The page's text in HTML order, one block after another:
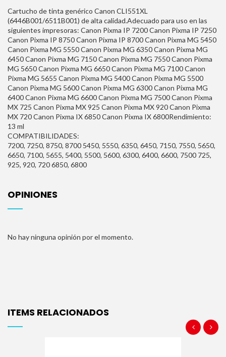
Cartucho de tinta genérico Canon CLI551XL
(6446B001/6511B001) de alta calidad.Adecuado para uso en las
siguientes impresoras: Canon Pixma IP 7200 Canon Pixma IP 7250
Canon Pixma IP 8750 Canon Pixma IP 8700 Canon Pixma MG 5450
Canon Pixma MG 5550 Canon Pixma MG 6350 Canon Pixma MG
6450 Canon Pixma MG 7150 Canon Pixma MG 7550 Canon Pixma
MG 5650 Canon Pixma MG 6650 Canon Pixma MG 7100 Canon
Pixma MG 5655 Canon Pixma MG 5400 Canon Pixma MG 5500
Canon Pixma MG 5600 Canon Pixma MG 6300 Canon Pixma MG
6400 Canon Pixma MG 6600 Canon Pixma MG 7500 Canon Pixma
MX 725 Canon Pixma MX 925 Canon Pixma MX 920 Canon Pixma
MX 720 Canon Pixma IX 6850 Canon Pixma IX 6800Rendimiento:
13 ml
COMPATIBILIDADES:
7200, 7250, 8750, 8700 5450, 5550, 6350, 6450, 7150, 7550, 5650,
6650, 7100, 5655, 5400, 5500, 5600, 6300, 6400, 6600, 7500 725,
925, 920, 7206850, 6800
OPINIONES
No hay ninguna opinión por el momento.
ITEMS RELACIONADOS